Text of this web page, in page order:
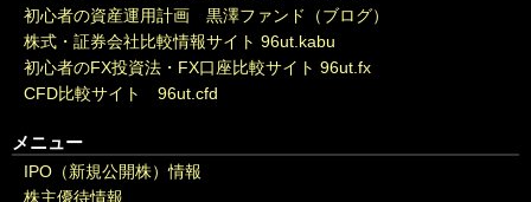
初心者の資産運用計画 黒澤ファンド（ブログ）
株式・証券会社比較情報サイト 96ut.kabu
初心者のFX投資法・FX口座比較サイト 96ut.fx
CFD比較サイト 96ut.cfd
メニュー
IPO（新規公開株）情報
株主優待情報